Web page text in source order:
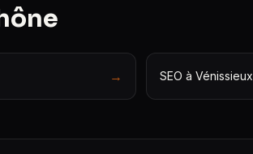
→ SEO à Vénissieux